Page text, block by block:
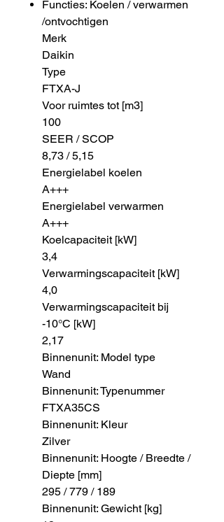
Functies: Koelen / verwarmen
/ontvochtigen
Merk
Daikin
Type
FTXA-J
Voor ruimtes tot [m3]
100
SEER / SCOP
8,73 / 5,15
Energielabel koelen
A+++
Energielabel verwarmen
A+++
Koelcapaciteit [kW]
3,4
Verwarmingscapaciteit [kW]
4,0
Verwarmingscapaciteit bij
-10°C [kW]
2,17
Binnenunit: Model type
Wand
Binnenunit: Typenummer
FTXA35CS
Binnenunit: Kleur
Zilver
Binnenunit: Hoogte / Breedte /
Diepte [mm]
295 / 779 / 189
Binnenunit: Gewicht [kg]